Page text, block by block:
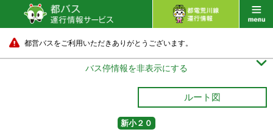
都営バスをご利用いただきありがとうございます。
バス停情報を非表示にする 
ルート図
新小２０